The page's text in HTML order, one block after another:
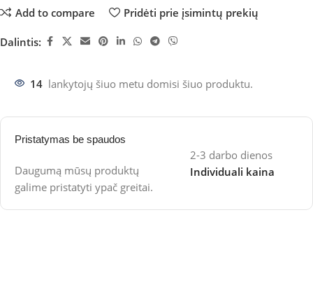
Add to compare Pridėti prie įsimintų prekių
Dalintis:
14 lankytojų šiuo metu domisi šiuo produktu.
Pristatymas be spaudos
Daugumą mūsų produktų
galime pristatyti ypač greitai.
2-3 darbo dienos
Individuali kaina